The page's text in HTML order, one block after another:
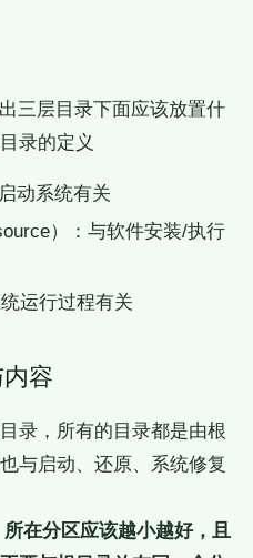
三层目录下面应该放置什
录的定义
动系统有关
）：与软件安装/执行
运行过程有关
容
录，所有的目录都是由根
与启动、还原、系统修复
在分区应该越小越好，且